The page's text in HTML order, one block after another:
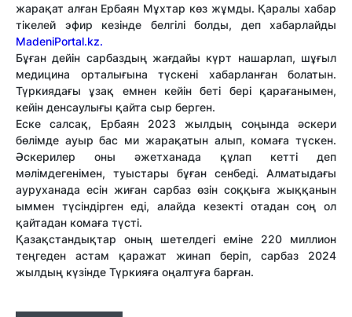
жарақат алған Ербаян Мұхтар көз жұмды. Қаралы хабар
тікелей эфир кезінде белгілі болды, деп хабарлайды
MadeniPortal.kz.
Бұған дейін сарбаздың жағдайы күрт нашарлап, шұғыл
медицина орталығына түскені хабарланған болатын.
Түркиядағы ұзақ емнен кейін беті бері қарағанымен,
кейін денсаулығы қайта сыр берген.
Еске салсақ, Ербаян 2023 жылдың соңында әскери
бөлімде ауыр бас ми жарақатын алып, комаға түскен.
Әскерилер оны әжетханада құлап кетті деп
мәлімдегенімен, туыстары бұған сенбеді. Алматыдағы
ауруханада есін жиған сарбаз өзін соққыға жыққанын
ыммен түсіндірген еді, алайда кезекті отадан соң ол
қайтадан комаға түсті.
Қазақстандықтар оның шетелдегі еміне 220 миллион
теңгеден астам қаражат жинап беріп, сарбаз 2024
жылдың күзінде Түркияға оңалтуға барған.